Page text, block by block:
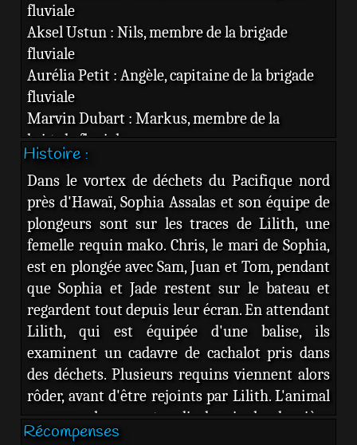
fluviale
Aksel Ustun : Nils, membre de la brigade
fluviale
Aurélia Petit : Angèle, capitaine de la brigade
fluviale
Marvin Dubart : Markus, membre de la
brigade fluviale
Daouda Keita : Léopold, membre de la brigade
fluviale
Ibrahima Ba : Adama, membre de la brigade
fluviale
Anne Marivin : la maire de Paris8,9
Stéphane Jacquot : Poiccard, démineur
Jean-Marc Bellu : Berruti, démineur
Nagisa Morimoto : Ben, amie activiste de Mika
Yannick Choirat : Chris, compagnon de Sophia
Iñaki Lartigue10 : Juan, membre de l'équipe de
Sophia
Victor Pontecorto : Sam, membre de l'équipe
de Sophia
Thomas Espinera : Tom, membre de l'équipe de
Histoire :
Dans le vortex de déchets du Pacifique nord
près d'Hawaï, Sophia Assalas et son équipe de
plongeurs sont sur les traces de Lilith, une
femelle requin mako. Chris, le mari de Sophia,
est en plongée avec Sam, Juan et Tom, pendant
que Sophia et Jade restent sur le bateau et
regardent tout depuis leur écran. En attendant
Lilith, qui est équipée d'une balise, ils
examinent un cadavre de cachalot pris dans
des déchets. Plusieurs requins viennent alors
rôder, avant d'être rejoints par Lilith. L'animal
a anormalement grandi depuis la dernière
rencontre avec l'équipe de Sophia. Lilith
Récompenses